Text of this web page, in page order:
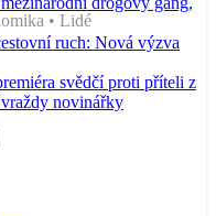
ruch: Nová výzva
svědčí proti příteli z
novinářky
• Lidé